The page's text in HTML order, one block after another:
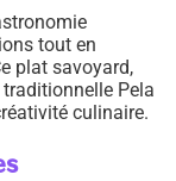
tout en
plat savoyard,
Pela
culinaire.